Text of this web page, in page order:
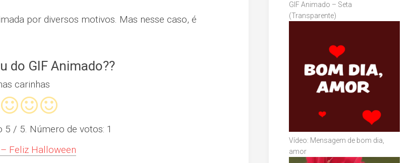
por diversos motivos. Mas nesse caso, é
do GIF Animado??
carinhas
5 / 5. Número de votos: 1
Feliz Halloween
GIF Animado – Seta
(Transparente)
Vídeo: Mensagem de bom dia,
amor